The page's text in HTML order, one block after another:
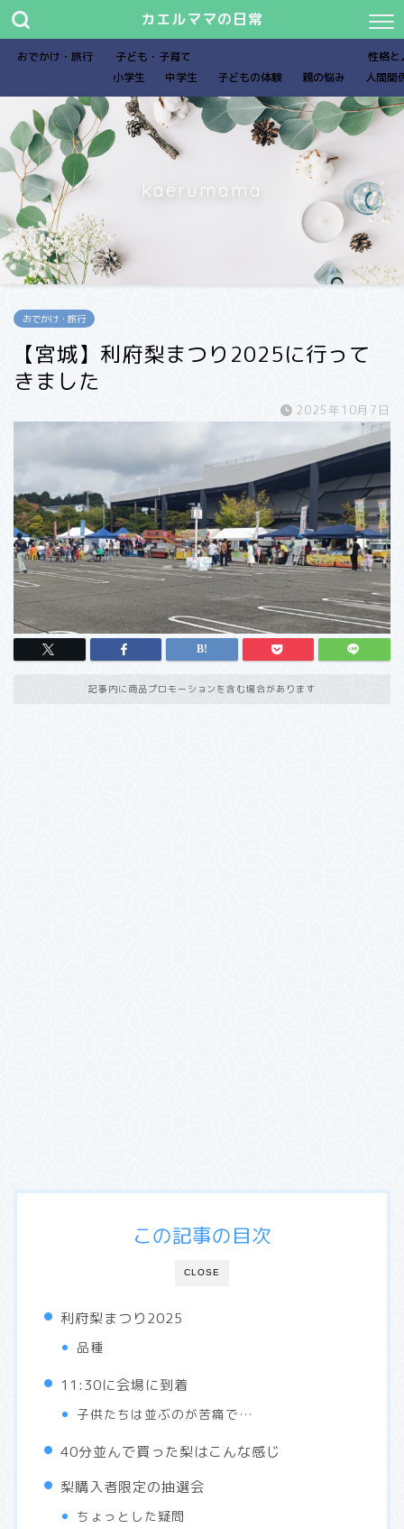
カエルママの日常
おでかけ・旅行
子ども・子育て
小学生
中学生 子どもの体験 親の悩み
性格と
人間関
kaerumama
おでかけ・旅行
【宮城】利府梨まつり2025に行って
きました
2025年10月7日
記事内に商品プロモーションを含む場合があります
CLOSE
この記事の目次
利府梨まつり2025
品種
11:30に会場に到着
子供たちは並ぶのが苦痛で…
40分並んで買った梨はこんな感じ
梨購入者限定の抽選会
ちょっとした疑問